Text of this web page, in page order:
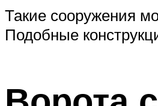
Такие сооружения
Подобные